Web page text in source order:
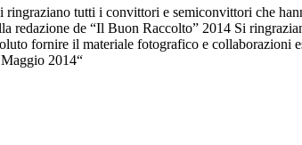
ringraziano tutti i convittori e semiconvittori che
redazione de “Il Buon Raccolto” 2014 Si
fornire il materiale fotografico e collaborazioni
2014“